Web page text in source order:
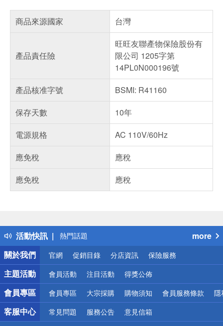
商品來源國家 台灣
產品責任險
旺旺友聯產物保險股份有
限公司 1205字第
14PL0N000196號
產品核准字號
BSMI: R41160
保存天數
10年
電源規格
AC 110V/60Hz
應免稅
應稅
應免稅
應稅
活動快訊
得獎公告
熱門話題
銀行優惠
偏遠地區配送
詐騙網頁！請小心！
more
關於我們
官網 促銷目錄 分店資訊 保險服務
主題活動 會員活動 注目活動 得獎公佈
會員專區 會員專區 大宗採購 購物須知 會員服務條款 隱
客服中心 常見問題 服務公告 意見信箱